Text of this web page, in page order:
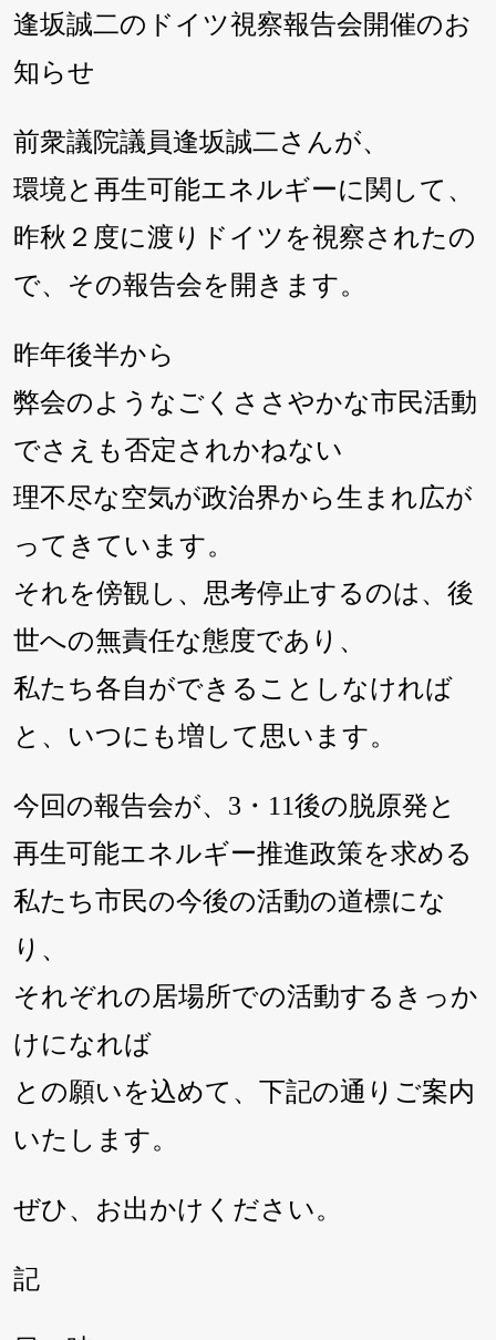
逢坂誠二のドイツ視察報告会開催のお
知らせ
前衆議院議員逢坂誠二さんが、
環境と再生可能エネルギーに関して、
昨秋２度に渡りドイツを視察されたの
で、その報告会を開きます。
昨年後半から
弊会のようなごくささやかな市民活動
でさえも否定されかねない
理不尽な空気が政治界から生まれ広が
ってきています。
それを傍観し、思考停止するのは、後
世への無責任な態度であり、
私たち各自ができることしなければ
と、いつにも増して思います。
今回の報告会が、3・11後の脱原発と
再生可能エネルギー推進政策を求める
私たち市民の今後の活動の道標にな
り、
それぞれの居場所での活動するきっか
けになれば
との願いを込めて、下記の通りご案内
いたします。
ぜひ、お出かけください。
記